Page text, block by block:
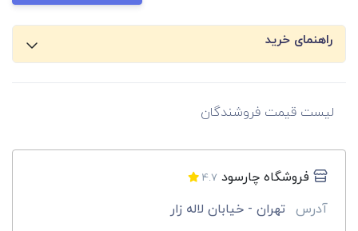
راهنمای خرید
لیست قیمت فروشندگان
فروشگاه چارسود 4.7
آدرس تهران - خیابان لاله زار